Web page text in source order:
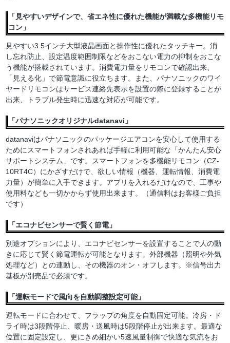
「見やすいデザインで、省エネ性に優れた機能が満載な多機能リモ
コン」
見やすい3.5インチ大型液晶画面と操作性に優れたタッチキー。消
し忘れ防止、設定温度範囲制限などをおこない電力の抑制をおこな
う機能が搭載されています。消費電力量をリモコンで確認出来、
「見える化」で節電意識に役立ちます。また、パナソニックのワイ
ヤードリモコンはサービス連絡先表示を設置の際に登録することが
出来、トラブル発生時に迅速な対応が可能です。
「パナソニックオリジナルdatanavi」
datanaviはパナソニックのパッケージエアコンを安心して使用する
ためにスマートフォンされあれば手軽に利用可能な「かんたん安心
サポートシステム」です。スマートフォンを多機能リモコン（CZ-
10RT4C）にかざすだけで、欲しい情報（機器、運転情報、消費電
力量）が簡単に入手できます。アプリを入れるだけなので、工事や
使用料なども一切かからず使用出来ます。（通信料はお客様ご負担
です）
「エコナビセンサーで賢く節電」
別途オプションにより、エコナビセンサーを設置することで人の動
きに応じて賢く節電運転が可能となります。外部機器（照明や外気
処理など）との連動し、その機器のオン・オフします。※信号出力
基板が別売品で必須です。
「運転モードで風向を自動調整設定可能」
運転モードに合わせて、フラップの角度を自動固定可能。冷房・ド
ライ時は3段階停止、暖房・送風時は5段階停止が出来ます。最適な
位置に固定設定し、更にきめ細かい5速風量制御で快適な気流をお